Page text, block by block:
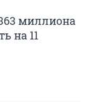
миллиона
на 11